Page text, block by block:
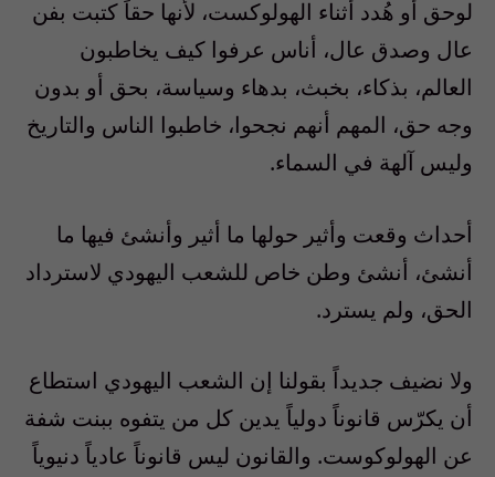
لوحق أو هُدد أثناء الهولوكست، لأنها حقاً كتبت بفن
عال وصدق عال، أناس عرفوا كيف يخاطبون
العالم، بذكاء، بخبث، بدهاء وسياسة، بحق أو بدون
وجه حق، المهم أنهم نجحوا، خاطبوا الناس والتاريخ
وليس آلهة في السماء.
أحداث وقعت وأثير حولها ما أثير وأنشئ فيها ما
أنشئ، أنشئ وطن خاص للشعب اليهودي لاسترداد
الحق، ولم يسترد.
ولا نضيف جديداً بقولنا إن الشعب اليهودي استطاع
أن يكرّس قانوناً دولياً يدين كل من يتفوه ببنت شفة
عن الهولوكوست. والقانون ليس قانوناً عادياً دنيوياً